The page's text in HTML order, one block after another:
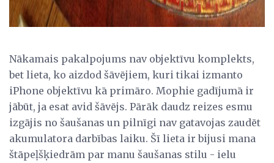
Nākamais pakalpojums nav objektīvu komplekts,
bet lieta, ko aizdod šāvējiem, kuri tikai izmanto
iPhone objektīvu kā primāro. Mophie gadījumā ir
jābūt, ja esat avid šāvējs. Pārāk daudz reizes esmu
izgājis no šaušanas un pilnīgi nav gatavojas zaudēt
akumulatora darbības laiku. Šī lieta ir bijusi mana
štāpeļšķiedrām par manu šaušanas stilu - ielu